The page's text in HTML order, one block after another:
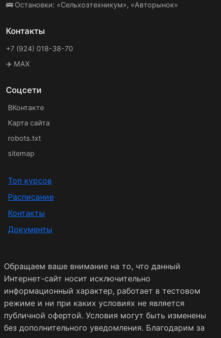
🚌 Остановки: «Сельхозтехникум», «Авторынок»
Контакты
+7 (924) 018-38-70
✈️ MAX
Соцсети
ВКонтакте
Карта сайта
robots.txt
sitemap
Топ курсов
Расписание
Контакты
Документы
Обращаем ваше внимание на то, что данный
Интернет-сайт носит исключительно
информационный характер, работает в тестовом
режиме и ни при каких условиях не является
публичной офертой. Условия могут быть изменены
без дополнительного уведомления. Благодарим за